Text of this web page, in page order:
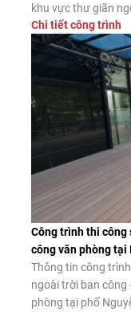
khu vực thư giãn
mối mọt và độ bền
thi công sàn gỗ
Chi tiết công trình
Công trình thi công
công văn phòng tại
Thông tin công
ngoài trời ban công
phòng tại phố